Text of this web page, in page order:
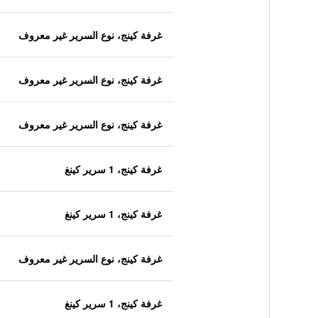
غرفة كينج، نوع السرير غير معروف
غرفة كينج، نوع السرير غير معروف
غرفة كينج، نوع السرير غير معروف
غرفة كينج، 1 سرير كينغ
غرفة كينج، 1 سرير كينغ
غرفة كينج، نوع السرير غير معروف
غرفة كينج، 1 سرير كينغ